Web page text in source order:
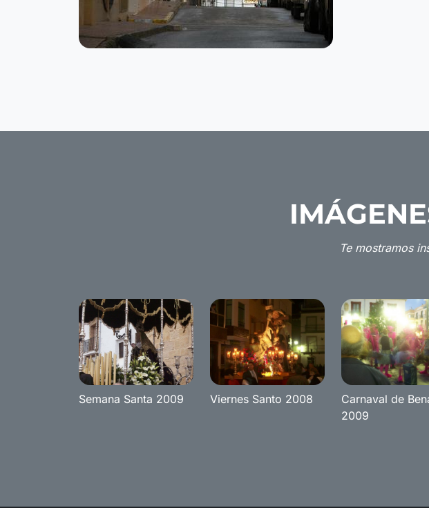
Te mostramos
Semana Santa 2009 Viernes Santo 2008
Carnaval de
2009